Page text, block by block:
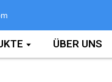
ÜBER UNS